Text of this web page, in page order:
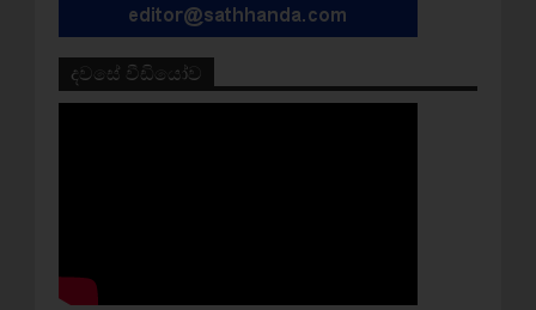
දවසේ වීඩියෝව